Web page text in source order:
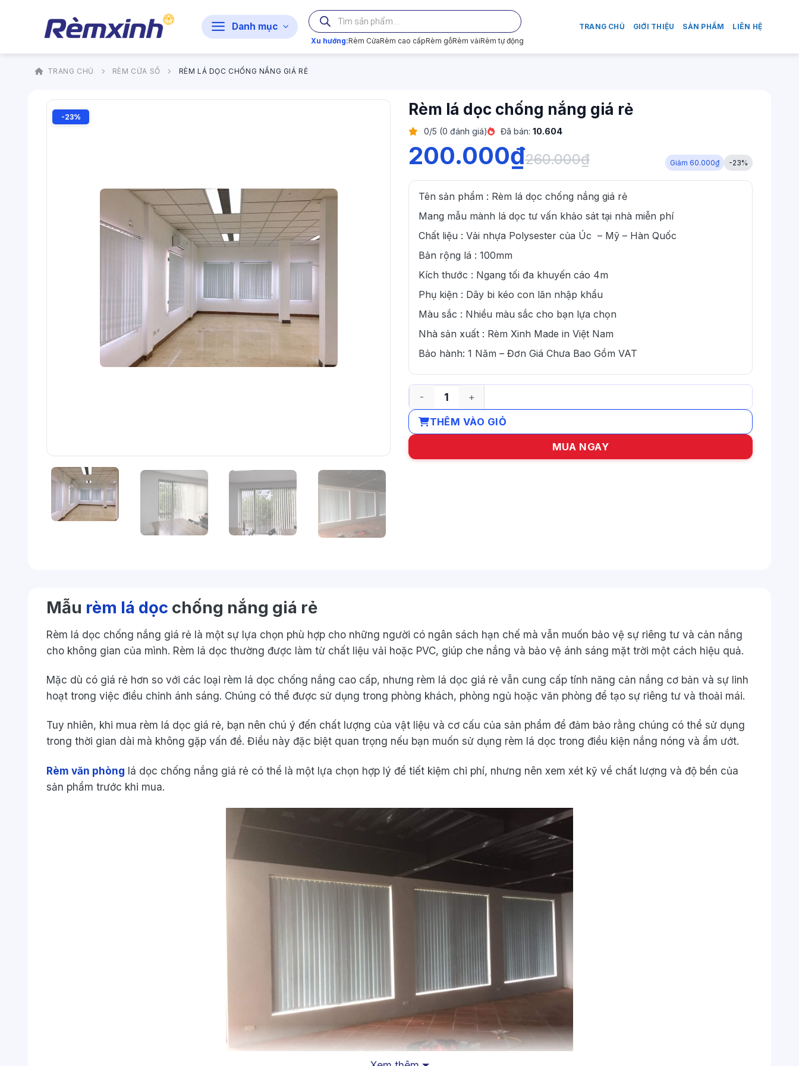
dung
Danh mục
Tìm
kiếm
sản
phẩm
Xu hướng:Rèm CửaRèm cao cấpRèm gỗRèm vảiRèm tự động
TRANG CHỦ GIỚI THIỆU SẢN PHẨM LIÊN HỆ
TRANG CHỦ RÈM CỬA SỔ RÈM LÁ DỌC CHỐNG NẮNG GIÁ RẺ
-23% Rèm lá dọc chống nắng giá rẻ
0/5 (0 đánh giá) Đã bán: 10.604
200.000₫260.000₫ Giảm 60.000₫ -23%
Tên sản phẩm : Rèm lá dọc chống nắng giá rẻ
Mang mẫu mành lá dọc tư vấn khảo sát tại nhà miễn phí
Chất liệu : Vải nhựa Polysester của Úc – Mỹ – Hàn Quốc
Bản rộng lá : 100mm
Kích thước : Ngang tối đa khuyến cáo 4m
Phụ kiện : Dây bi kéo con lăn nhập khẩu
Màu sắc : Nhiều màu sắc cho bạn lựa chọn
Nhà sản xuất : Rèm Xinh Made in Việt Nam
Bảo hành: 1 Năm – Đơn Giá Chưa Bao Gồm VAT
Rèm lá dọc chống nắng giá rẻ số lượng
THÊM VÀO GIỎ
MUA NGAY
Mẫu rèm lá dọc chống nắng giá rẻ
Rèm lá dọc chống nắng giá rẻ là một sự lựa chọn phù hợp cho những người có ngân sách hạn chế mà vẫn muốn bảo vệ sự riêng tư và cản nắng
cho không gian của mình. Rèm lá dọc thường được làm từ chất liệu vải hoặc PVC, giúp che nắng và bảo vệ ánh sáng mặt trời một cách hiệu quả.
Mặc dù có giá rẻ hơn so với các loại rèm lá dọc chống nắng cao cấp, nhưng rèm lá dọc giá rẻ vẫn cung cấp tính năng cản nắng cơ bản và sự linh
hoạt trong việc điều chỉnh ánh sáng. Chúng có thể được sử dụng trong phòng khách, phòng ngủ hoặc văn phòng để tạo sự riêng tư và thoải mái.
Tuy nhiên, khi mua rèm lá dọc giá rẻ, bạn nên chú ý đến chất lượng của vật liệu và cơ cấu của sản phẩm để đảm bảo rằng chúng có thể sử dụng
trong thời gian dài mà không gặp vấn đề. Điều này đặc biệt quan trọng nếu bạn muốn sử dụng rèm lá dọc trong điều kiện nắng nóng và ẩm ướt.
Rèm văn phòng lá dọc chống nắng giá rẻ có thể là một lựa chọn hợp lý để tiết kiệm chi phí, nhưng nên xem xét kỹ về chất lượng và độ bền của
sản phẩm trước khi mua.